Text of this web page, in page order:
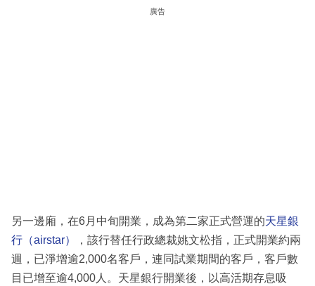
廣告
另一邊廂，在6月中旬開業，成為第二家正式營運的天星銀
行（airstar）
，該行替任行政總裁姚文松指，正式開業約兩
週，已淨增逾2,000名客戶，連同試業期間的客戶，客戶數
目已增至逾4,000人。天星銀行開業後，以高活期存息吸